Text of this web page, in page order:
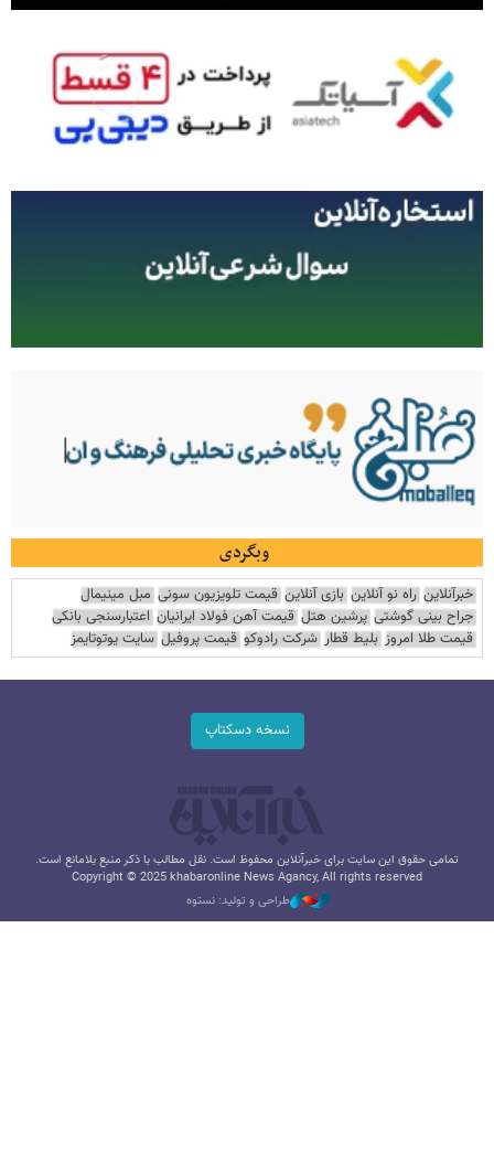
وبگردی
خبرآنلاین راه نو آنلاین بازی آنلاین قیمت تلویزیون سونی مبل مینیمال
جراح بینی گوشتی پرشین هتل قیمت آهن فولاد ایرانیان اعتبارسنجی بانکی
قیمت طلا امروز بلیط قطار شرکت رادوکو قیمت پروفیل سایت یوتوتایمز
نسخه دسکتاپ
تمامی حقوق این سایت برای خبرآنلاین محفوظ است. نقل مطالب با ذکر منبع بلامانع است.
Copyright © 2025 khabaronline News Agancy, All rights reserved
طراحی و تولید: نستوه